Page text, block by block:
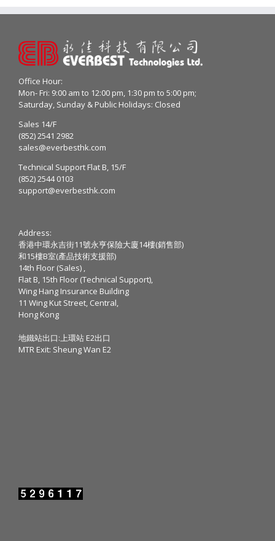
Office Hour:
Mon- Fri: 9:00 am to 12:00 pm, 1:30 pm to 5:00 pm;
Saturday, Sunday & Public Holidays: Closed
Sales 14/F
(852) 2541 2982
sales@everbesthk.com
Technical Support Flat B, 15/F
(852) 2544 0103
support@everbesthk.com
Address:
香港中環永吉街11號永亨保險大廈14樓(銷售部)
和15樓B室(產品技術支援部)
14th Floor (Sales) ,
Flat B, 15th Floor (Technical Support),
Wing Hang Insurance Building
11 Wing Kut Street, Central,
Hong Kong
地鐵站出口:上環站 E2出口
MTR Exit: Sheung Wan E2